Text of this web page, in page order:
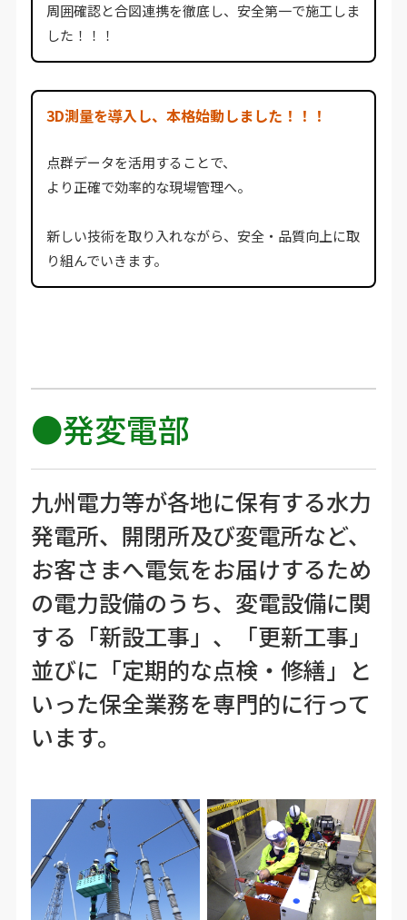
周囲確認と合図連携を徹底し、安全第一で施工しま
した！！！
3D測量を導入し、本格始動しました！！！
点群データを活用することで、
より正確で効率的な現場管理へ。
新しい技術を取り入れながら、安全・品質向上に取
り組んでいきます。
●発変電部
九州電力等が各地に保有する水力
発電所、開閉所及び変電所など、
お客さまへ電気をお届けするため
の電力設備のうち、変電設備に関
する「新設工事」、「更新工事」
並びに「定期的な点検・修繕」と
いった保全業務を専門的に行って
います。